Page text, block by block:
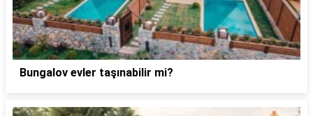
Bungalov evler taşınabilir mi?